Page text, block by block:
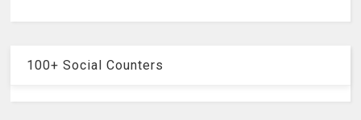
100+ Social Counters